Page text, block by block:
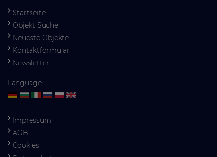
Startseite
Objekt Suche
Neueste Objekte
Kontaktformular
Newsletter
Language:
Impressum
AGB
Cookies